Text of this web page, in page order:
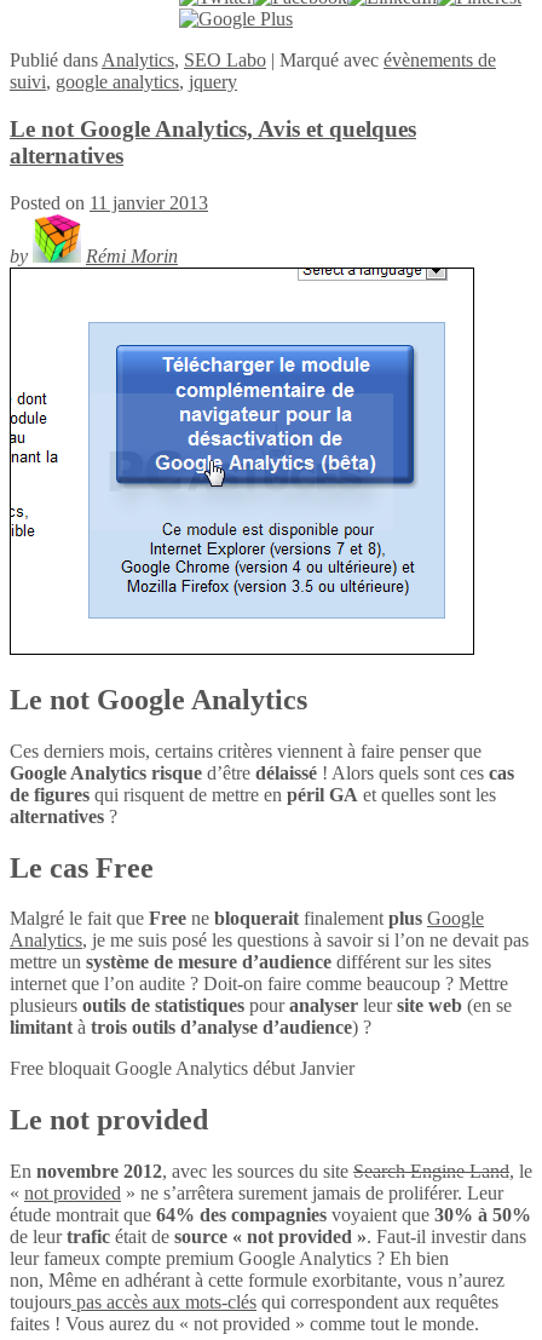
Publié dans Analytics, SEO Labo | Marqué avec évènements de
suivi, google analytics, jquery
Le not Google Analytics, Avis et quelques
alternatives
Posted on 11 janvier 2013
by Rémi Morin
Le not Google Analytics
Ces derniers mois, certains critères viennent à faire penser que
Google Analytics risque d’être délaissé ! Alors quels sont ces cas
de figures qui risquent de mettre en péril GA et quelles sont les
alternatives ?
Le cas Free
Malgré le fait que Free ne bloqueraitfinalementplus Google
Analytics, je me suis posé les questions à savoir si l’on ne devait pas
mettre un système de mesure d’audience différent sur les sites
internet que l’on audite ? Doit-on faire comme beaucoup ? Mettre
plusieurs outils de statistiques pouranalyser leursite web (en se
limitantà trois outils d’analyse d’audience) ?
Free bloquait Google Analytics début Janvier
Le not provided
En novembre 2012, avec les sources du site Search Engine Land, le
« not provided » ne s’arrêtera surement jamais de proliférer. Leur
étude montrait que 64% des compagnies voyaient que 30% à 50%
de leurtrafic était de source « not provided ». Faut-il investir dans
leur fameux compte premium Google Analytics ? Eh bien
non, Même en adhérant à cette formule exorbitante, vous n’aurez
toujours pas accès aux mots-clés qui correspondent aux requêtes
faites ! Vous aurez du « not provided » comme tout le monde.